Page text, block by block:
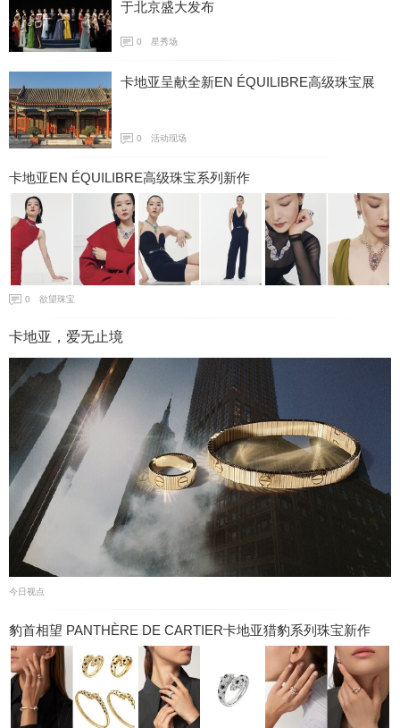
于北京盛大发布
0 星秀场
卡地亚呈献全新EN ÉQUILIBRE高级珠宝展
0 活动现场
卡地亚EN ÉQUILIBRE高级珠宝系列新作
0 欲望珠宝
卡地亚，爱无止境
今日视点
豹首相望 PANTHÈRE DE CARTIER卡地亚猎豹系列珠宝新作